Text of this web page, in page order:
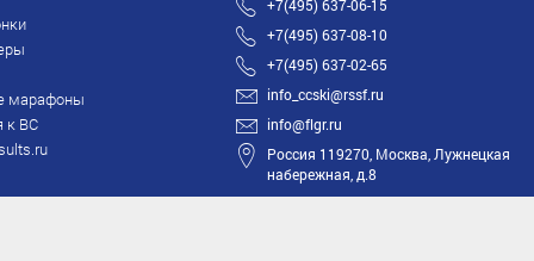
марафоны
к ВС
+7(495) 637-06-15
+7(495) 637-08-10
+7(495) 637-02-65
info_ccski@rssf.ru
info@flgr.ru
Россия 119270, Москва, Лужнецкая
набережная, д.8